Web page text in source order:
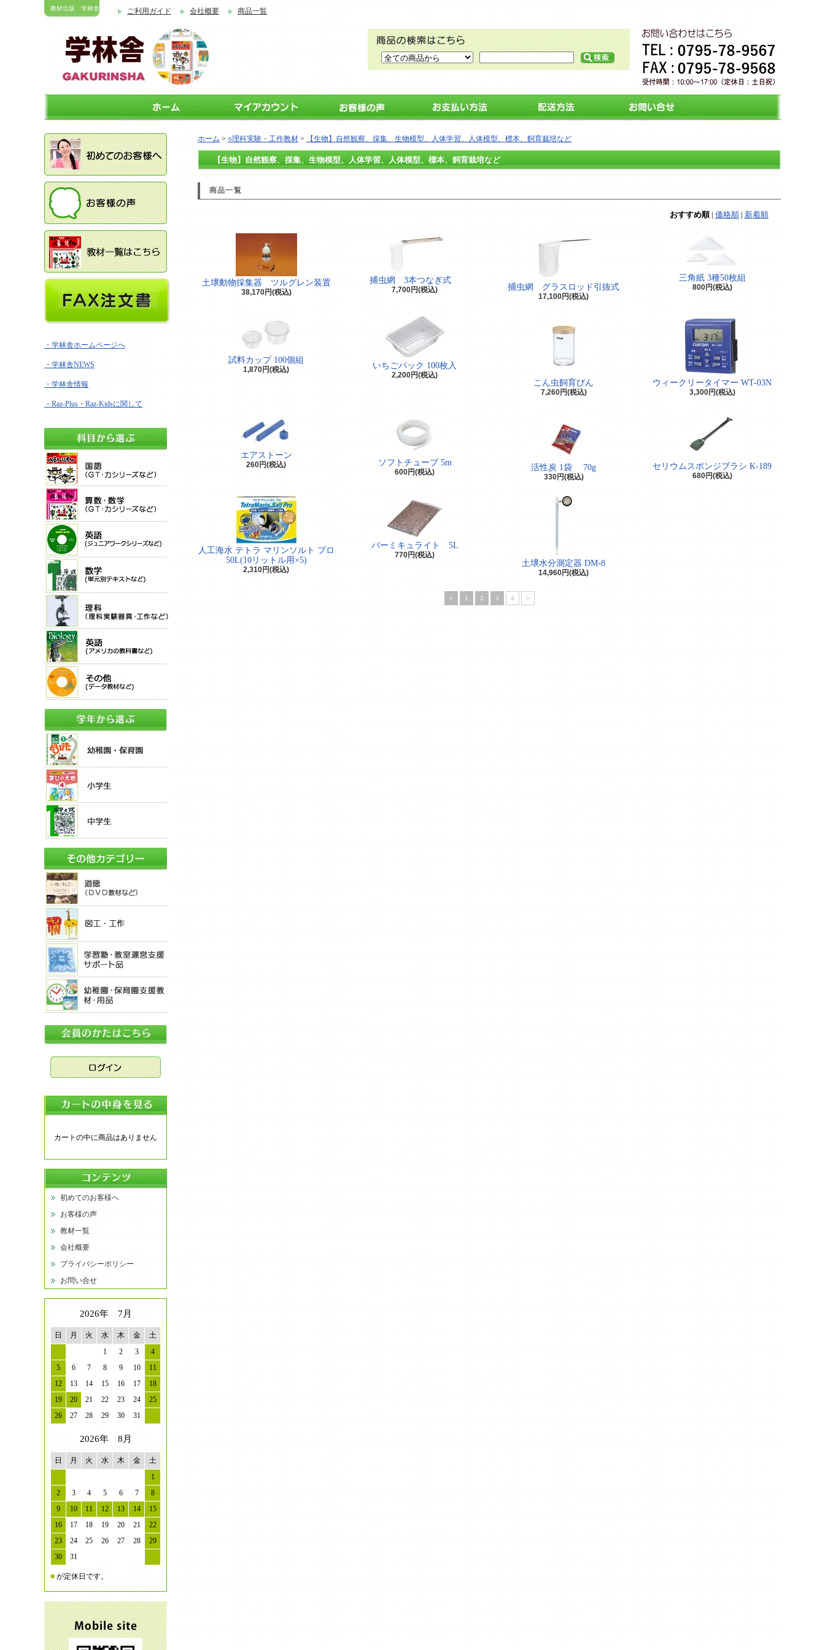
教材出版 学林舎 ご利用ガイド 会社概要 商品一覧
・学林舎ホームページへ
・学林舎NEWS
・学林舎情報
・Raz-Plus・Raz-Kidsに関して
カートの中に商品はありません
初めてのお客様へ
お客様の声
教材一覧
会社概要
プライバシーポリシー
お問い合せ
2026年 7月
日 月 火 水 木 金
土
1
2 3
4
5
6 7 8 9 10
11
12
13 14 15 16 17
18
19
20 21 22 23 24
25
26
27 28 29 30 31
2026年 8月
日 月 火 水 木 金
土
1
2
3 4 5 6 7
8
9
10 11 12 13 14
15
16
17 18 19 20 21
22
23
24 25 26 27 28
29
30
31
■ が定休日です。
ホーム > ○理科実験・工作教材 > 【生物】自然観察、採集、生物模型、人体学習、人体模型、標本、飼育栽培など
【生物】自然観察、採集、生物模型、人体学習、人体模型、標本、飼育栽培など
商品一覧
おすすめ順| 価格順 | 新着順
土壌動物採集器 ツルグレン装置
38,170円(税込)
捕虫網 3本つなぎ式
7,700円(税込) 捕虫網 グラスロッド引抜式
17,100円(税込)
三角紙 3種50枚組
800円(税込)
試料カップ 100個組
1,870円(税込) いちごパック 100枚入
2,200円(税込)
こん虫飼育びん
7,260円(税込)
ウィークリータイマー WT-03N
3,300円(税込)
エアストーン
260円(税込) ソフトチューブ 5m
600円(税込) 活性炭 1袋 70g
330円(税込)
セリウムスポンジブラシ K-189
680円(税込)
人工海水 テトラ マリンソルト プロ
50L(10リットル用×5)
2,310円(税込)
バーミキュライト 5L
770円(税込)
土壌水分測定器 DM-8
14,960円(税込)
< 1 2 3 4 >